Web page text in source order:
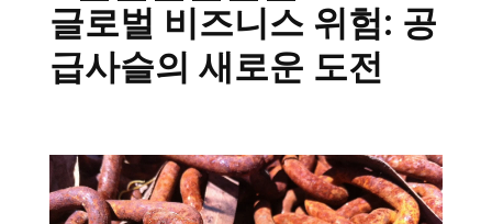
글로벌 비즈니스 위험: 공
급사슬의 새로운 도전